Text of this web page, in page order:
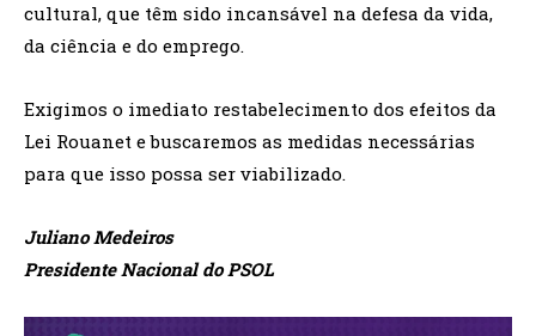
cultural, que têm sido incansável na defesa da vida,
da ciência e do emprego.
Exigimos o imediato restabelecimento dos efeitos da
Lei Rouanet e buscaremos as medidas necessárias
para que isso possa ser viabilizado.
Juliano Medeiros
Presidente Nacional do PSOL